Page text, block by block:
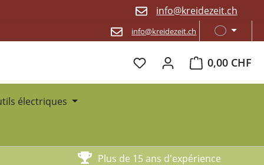
info@kreidezeit.ch
info@kreidezeit.ch
0,00 CHF
Le panier
électriques
Plus de 15 ans d'expérience